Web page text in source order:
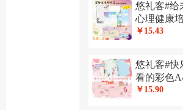
悠礼客#给
心理健康
纸信封可定
￥15.43
悠礼客#快
看的彩色
套装代打印
￥15.90